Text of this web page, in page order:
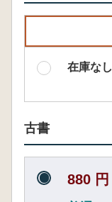
在庫なし
古書
880 円